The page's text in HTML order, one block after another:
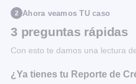
2 Ahora veamos TU caso
3 preguntas rápidas
Con esto te damos una lectura
¿Ya tienes tu Reporte de